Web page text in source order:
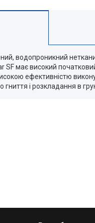
водопроникний
має високий
ефективністю
і розкладання в